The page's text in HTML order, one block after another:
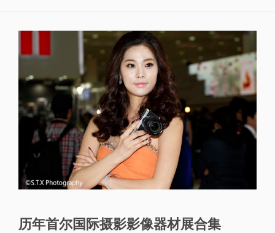
历年首尔国际摄影影像器材展合集